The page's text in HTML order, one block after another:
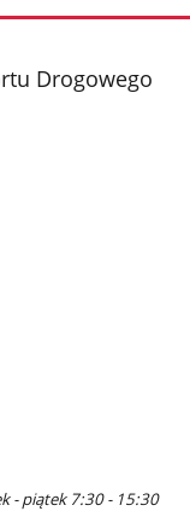
Drogowego
- piątek 7:30 - 15:30